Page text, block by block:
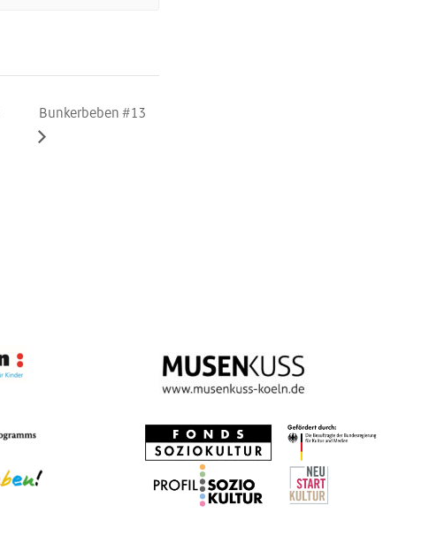
Bunkerbeben #13